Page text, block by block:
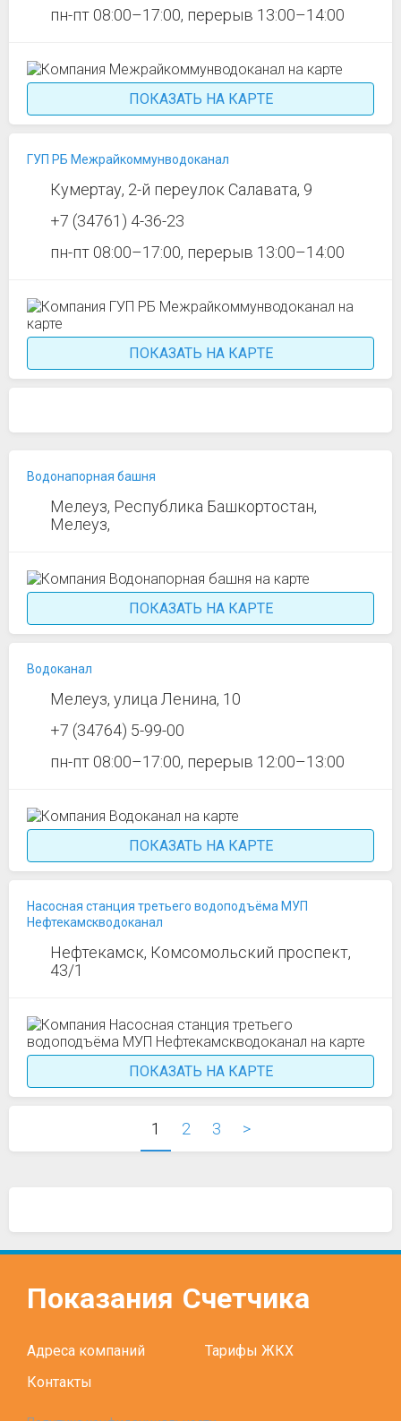
пн-пт 08:00–17:00, перерыв 13:00–14:00
ПОКАЗАТЬ НА КАРТЕ
ГУП РБ Межрайкоммунводоканал
Кумертау, 2-й переулок Салавата, 9
+7 (34761) 4-36-23
пн-пт 08:00–17:00, перерыв 13:00–14:00
ПОКАЗАТЬ НА КАРТЕ
Водонапорная башня
Мелеуз, Республика Башкортостан,
Мелеуз,
ПОКАЗАТЬ НА КАРТЕ
Водоканал
Мелеуз, улица Ленина, 10
+7 (34764) 5-99-00
пн-пт 08:00–17:00, перерыв 12:00–13:00
ПОКАЗАТЬ НА КАРТЕ
Насосная станция третьего водоподъёма МУП
Нефтекамскводоканал
Нефтекамск, Комсомольский проспект,
43/1
ПОКАЗАТЬ НА КАРТЕ
1 2 3 >
Показания Счетчика
Адреса компаний
Тарифы ЖКХ
Контакты